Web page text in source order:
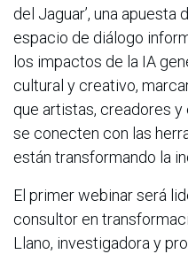
del Jaguar’, una apuesta
espacio de diálogo
los impactos de la IA
cultural y creativo,
que artistas, creadores
se conecten con las
están transformando la
El primer webinar será
consultor en
Llano, investigadora y